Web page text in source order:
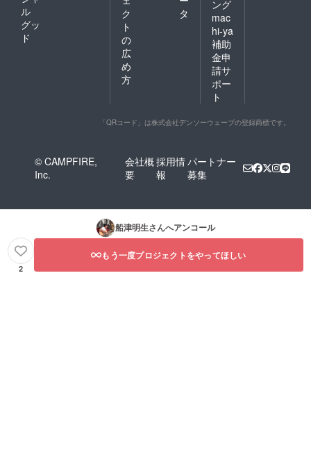
ル
グッ
ド
ク
ト
の
広
め
方
タ
ング
mac
hi-ya
補助
金申
請サ
ポー
ト
「QRコード」は株式会社デンソーウェーブの登録商標です。
© CAMPFIRE,
Inc.
会社概
要
採用情
報
パートナー
募集
船津明生さんへアンコール
2
もう一度プロジェクトをやってほしい